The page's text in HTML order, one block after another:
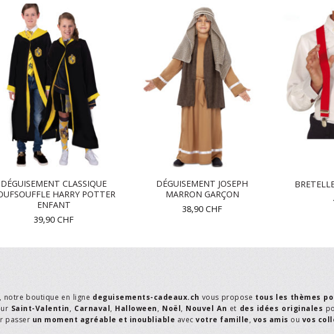
DÉGUISEMENT CLASSIQUE
HARRY POTTER
ENFANT
39,90 CHF
DÉGUISEMENT JOSEPH
MARRON GARÇON
38,90 CHF
, notre boutique en ligne deguisements-cadeaux.ch vous propose tous les thèmes
Saint-Valentin, Carnaval, Halloween, Noël, Nouvel An et des idées originales
passer un moment agréable et inoubliable avec votre famille, vos amis ou vos